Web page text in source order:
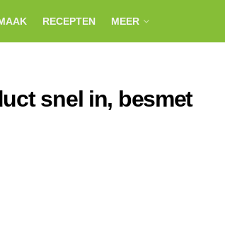
RECEPTEN MEER
snel in, besmet